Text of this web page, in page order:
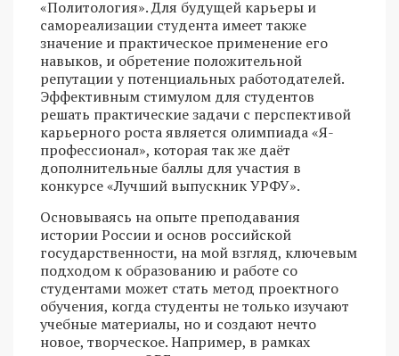
«Политология». Для будущей карьеры и
самореализации студента имеет также
значение и практическое применение его
навыков, и обретение положительной
репутации у потенциальных работодателей.
Эффективным стимулом для студентов
решать практические задачи с перспективой
карьерного роста является олимпиада «Я-
профессионал», которая так же даёт
дополнительные баллы для участия в
конкурсе «Лучший выпускник УРФУ».
Основываясь на опыте преподавания
истории России и основ российской
государственности, на мой взгляд, ключевым
подходом к образованию и работе со
студентами может стать метод проектного
обучения, когда студенты не только изучают
учебные материалы, но и создают нечто
новое, творческое. Например, в рамках